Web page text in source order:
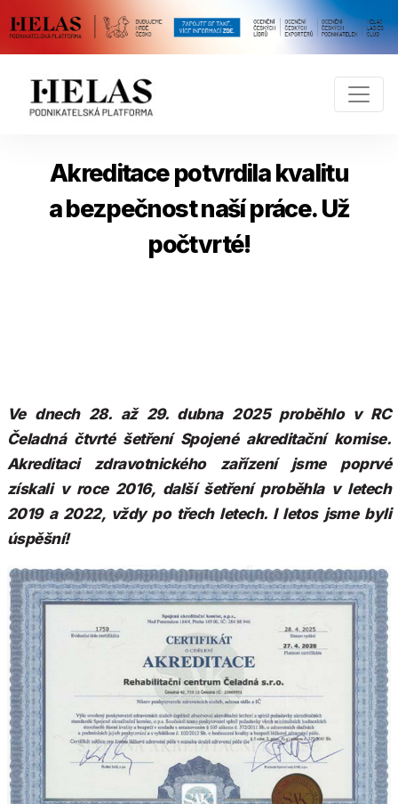
Akreditace potvrdila kvalitu
a bezpečnost naší práce. Už
počtvrté!
Ve dnech 28. až 29. dubna 2025 proběhlo v RC
Čeladná čtvrté šetření Spojené akreditační komise.
Akreditaci zdravotnického zařízení jsme poprvé
získali v roce 2016, další šetření proběhla v letech
2019 a 2022, vždy po třech letech. I letos jsme byli
úspěšní!